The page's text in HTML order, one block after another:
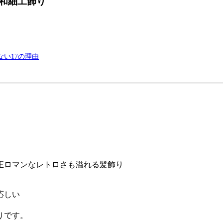
い17の理由
マンなレトロさも溢れる髪飾り
しい
す。